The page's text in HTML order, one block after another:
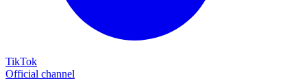
TikTok
Official channel